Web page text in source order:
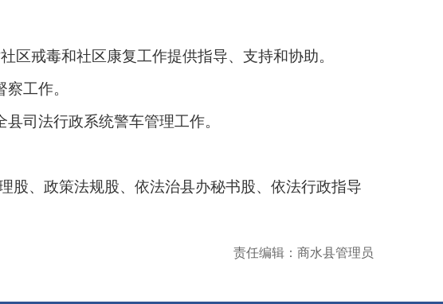
戒毒和社区康复工作提供指导、支持和协助。
工作。
司法行政系统警车管理工作。
、政策法规股、依法治县办秘书股、依法行政指导
责任编辑：商水县管理员